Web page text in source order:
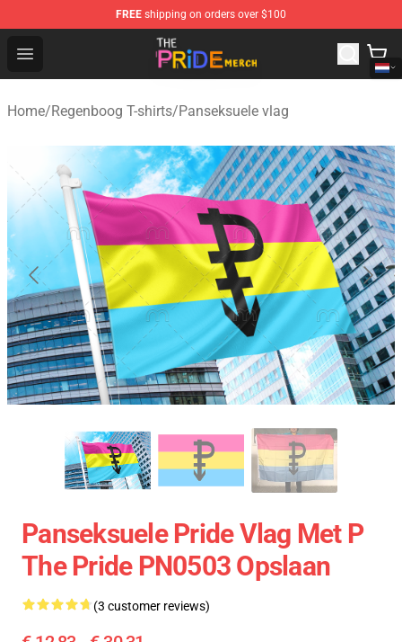
FREE shipping on orders over $100
Open menu
The Pride Shop - Official The Pride Merchandise Store
Home/Regenboog T-shirts/Panseksuele vlag
Panseksuele Pride Vlag Met P
The Pride PN0503 Opslaan
(3 customer reviews)